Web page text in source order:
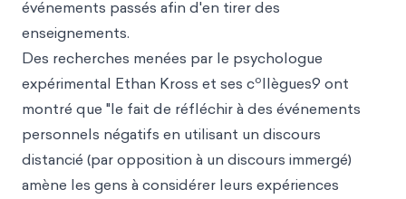
événements passés afin d'en tirer des
enseignements.
Des recherches menées par le psychologue
expérimental Ethan Kross et ses collègues9 ont
montré que "le fait de réfléchir à des événements
personnels négatifs en utilisant un discours
distancié (par opposition à un discours immergé)
amène les gens à considérer leurs expériences